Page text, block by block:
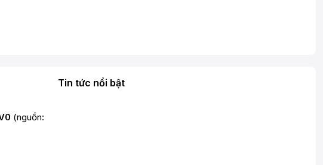
(nguồn:
Tin tức nổi bật